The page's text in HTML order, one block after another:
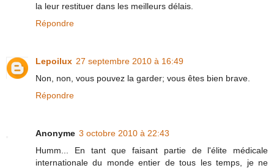
la leur restituer dans les meilleurs délais.
Répondre
Lepoilux 27 septembre 2010 à 16:49
Non, non, vous pouvez la garder; vous êtes bien brave.
Répondre
Anonyme 3 octobre 2010 à 22:43
Humm... En tant que faisant partie de l'élite médicale
internationale du monde entier de tous les temps, je ne